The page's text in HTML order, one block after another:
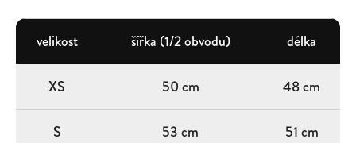
velikost šířka (1/2 obvodu) délka
XS 50 cm 48 cm
S 53 cm 51 cm